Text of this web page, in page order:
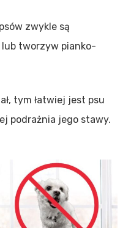
zwykle są
tworzyw pianko-
tym łatwiej jest psu
podrażnia jego stawy.